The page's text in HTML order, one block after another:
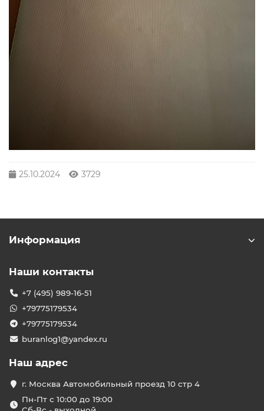
25.10.2024 3729
Информация
Наши контакты
+7 (495) 989-16-51
+79775179534
+79775179534
buranlog1@yandex.ru
Наш адрес
г. Москва Автомобильный проезд 10 стр 4
Пн-Пт с 10:00 до 19:00